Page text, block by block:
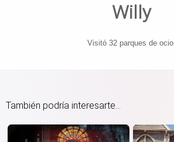
Willy
Visitó 32 parques de ocio.
También podría interesarte...